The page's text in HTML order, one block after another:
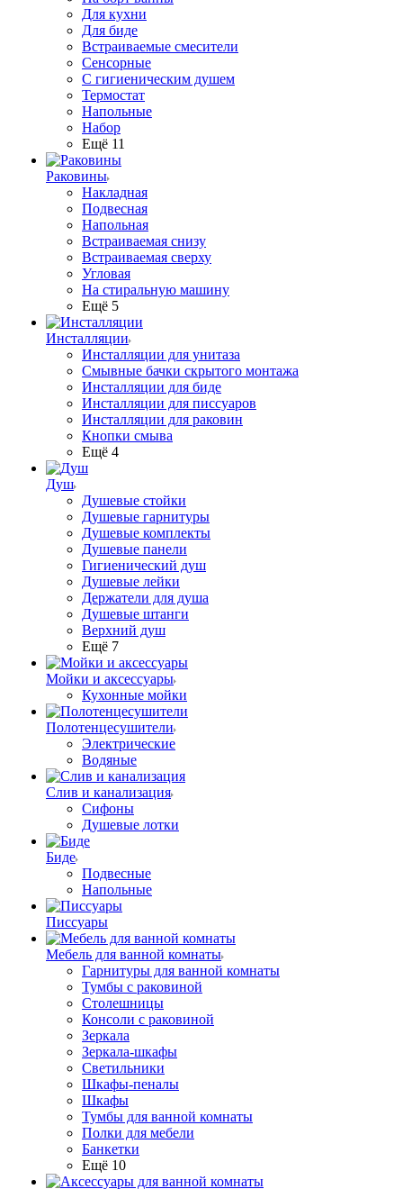
Для кухни
Для биде
Встраиваемые смесители
Сенсорные
С гигиеническим душем
Термостат
Напольные
Набор
Ещё 11
Раковины
Накладная
Подвесная
Напольная
Встраиваемая снизу
Встраиваемая сверху
Угловая
На стиральную машину
Ещё 5
Инсталляции
Инсталляции для унитаза
Смывные бачки скрытого монтажа
Инсталляции для биде
Инсталляции для писсуаров
Инсталляции для раковин
Кнопки смыва
Ещё 4
Душ
Душевые стойки
Душевые гарнитуры
Душевые комплекты
Душевые панели
Гигиенический душ
Душевые лейки
Держатели для душа
Душевые штанги
Верхний душ
Ещё 7
Мойки и аксессуары
Кухонные мойки
Полотенцесушители
Электрические
Водяные
Слив и канализация
Сифоны
Душевые лотки
Биде
Подвесные
Напольные
Писсуары
Мебель для ванной комнаты
Гарнитуры для ванной комнаты
Тумбы с раковиной
Столешницы
Консоли с раковиной
Зеркала
Зеркала-шкафы
Светильники
Шкафы-пеналы
Шкафы
Тумбы для ванной комнаты
Полки для мебели
Банкетки
Ещё 10